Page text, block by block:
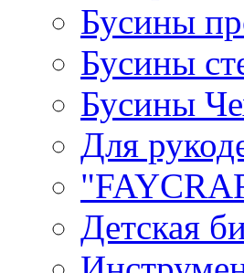
Бусины
Бусины
Бусины
Для
Детская